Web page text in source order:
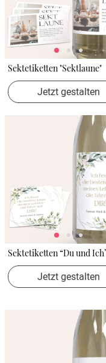
Sektetiketten "Sektlaune"
Jetzt gestalten
Sektetiketten “Du und
Jetzt gestalten